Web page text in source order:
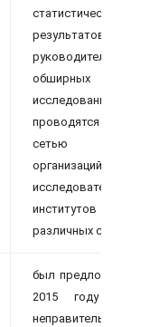
руководителей
обширных
проводятся
сетью
организаций
институтов и
различных
был предложен и
2015 году